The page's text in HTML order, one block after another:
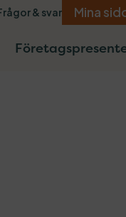
& svar Mina